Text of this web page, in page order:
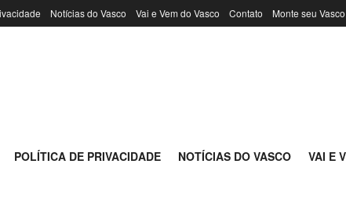
Notícias do Vasco Vai e Vem do Vasco Contato Monte seu
POLÍTICA DE PRIVACIDADE NOTÍCIAS DO VASCO VAI E